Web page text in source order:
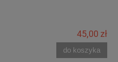
45,00 zł
do koszyka